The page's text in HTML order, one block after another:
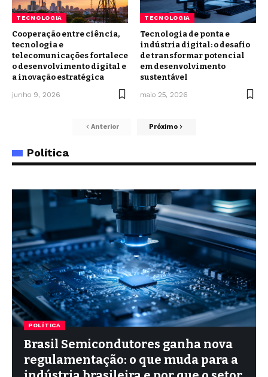
TECNOLOGIA
Cooperação entre ciência,
tecnologia e
telecomunicações fortalece
o desenvolvimento digital e
a inovação estratégica
junho 9, 2026
TECNOLOGIA
Tecnologia de ponta e
indústria digital: o desafio
de transformar potencial
em desenvolvimento
sustentável
maio 25, 2026
Anterior Próximo
Política
POLÍTICA
Brasil Semicondutores ganha nova
regulamentação: o que muda para a